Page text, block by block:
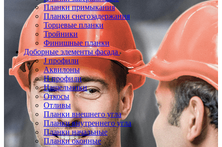
Планки примыкания
Планки снегозадержания
Торцевые планки
Тройники
Финишные планки
Доборные элементы фасада
J профили
Аквилоны
Н профили
Нащельники
Откосы
Отливы
Планки внешнего угла
Планки внутреннего угла
Планки начальные
Планки оконные